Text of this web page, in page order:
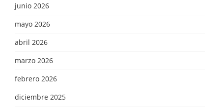
junio 2026
mayo 2026
abril 2026
marzo 2026
febrero 2026
diciembre 2025